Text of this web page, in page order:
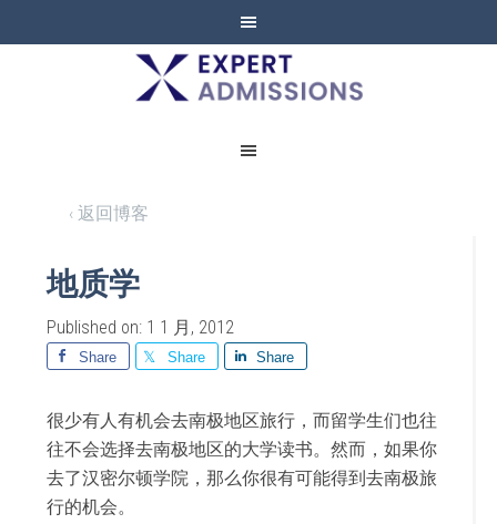
EXPERT
ADMISSIONS
‹ 返回博客
地质学
Published on: 1 1 月, 2012
Share Share Share
很少有人有机会去南极地区旅行，而留学生们也往
往不会选择去南极地区的大学读书。然而，如果你
去了汉密尔顿学院，那么你很有可能得到去南极旅
行的机会。